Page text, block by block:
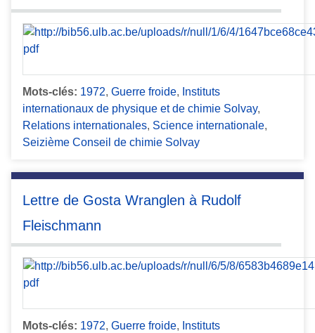
Mots-clés: 1972, Guerre froide, Instituts
internationaux de physique et de chimie Solvay,
Relations internationales, Science internationale,
Seizième Conseil de chimie Solvay
Lettre de Gosta Wranglen à Rudolf
Fleischmann
Mots-clés: 1972, Guerre froide, Instituts